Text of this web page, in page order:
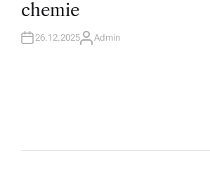
I
N
chemie
26.12.2025A
Admin